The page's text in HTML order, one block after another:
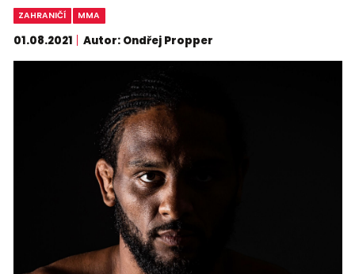
ZAHRANIČÍ MMA
01.08.2021 Autor: Ondřej Propper